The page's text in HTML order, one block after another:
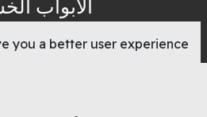
الابواب
أبواب مهوجني ، أبواب سنديان ،
you a better user experience.